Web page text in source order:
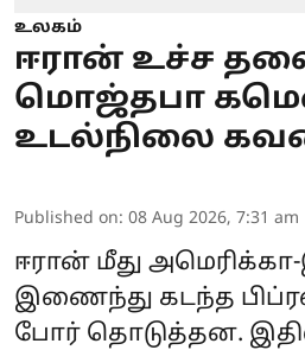
உலகம்
ஈரான் உச்ச
மொஜ்தபா
உடல்நிலை
Published on: 08 Aug 2026, 7:31 am
ஈரான் மீது
இணைந்து கடந்த
போர் தொடுத்தன.